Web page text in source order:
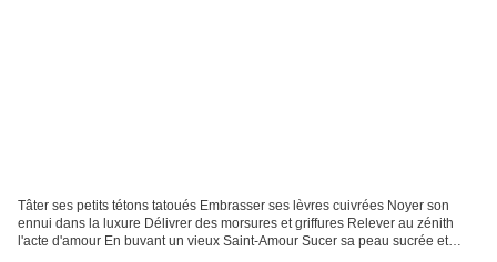
Tâter ses petits tétons tatoués Embrasser ses lèvres cuivrées Noyer son
ennui dans la luxure Délivrer des morsures et griffures Relever au zénith
l'acte d'amour En buvant un vieux Saint-Amour Sucer sa peau sucrée et